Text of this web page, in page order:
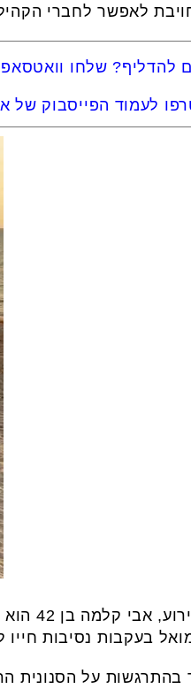
לאפשר לחברי
להדליף? שלחו וואטסאפ
לעמוד הפייסבוק של
בעקבות נסיבות חייו
על הסנונית